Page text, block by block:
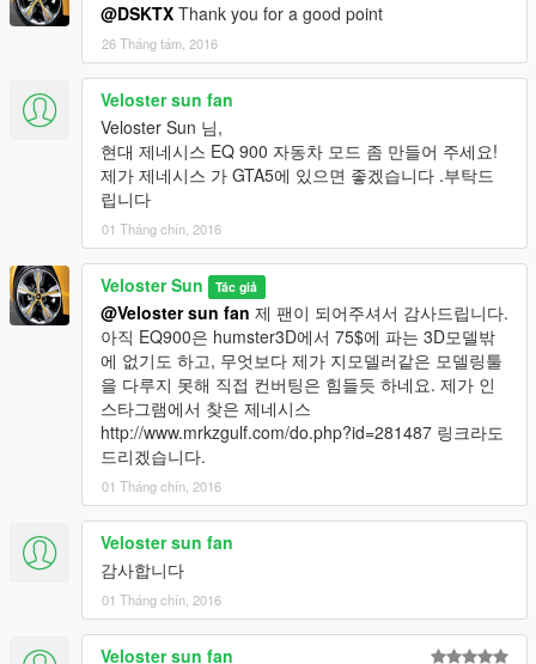
@DSKTX Thank you for a good point
26 Tháng tám, 2016
Veloster sun fan
Veloster Sun 님,
현대 제네시스 EQ 900 자동차 모드 좀 만들어 주세요!
제가 제네시스 가 GTA5에 있으면 좋겠습니다 .부탁드
립니다
01 Tháng chín, 2016
Veloster Sun Tác giả
@Veloster sun fan 제 팬이 되어주셔서 감사드립니다.
아직 EQ900은 humster3D에서 75$에 파는 3D모델밖
에 없기도 하고, 무엇보다 제가 지모델러같은 모델링툴
을 다루지 못해 직접 컨버팅은 힘들듯 하네요. 제가 인
스타그램에서 찾은 제네시스
http://www.mrkzgulf.com/do.php?id=281487 링크라도
드리겠습니다.
01 Tháng chín, 2016
Veloster sun fan
감사합니다
01 Tháng chín, 2016
Veloster sun fan